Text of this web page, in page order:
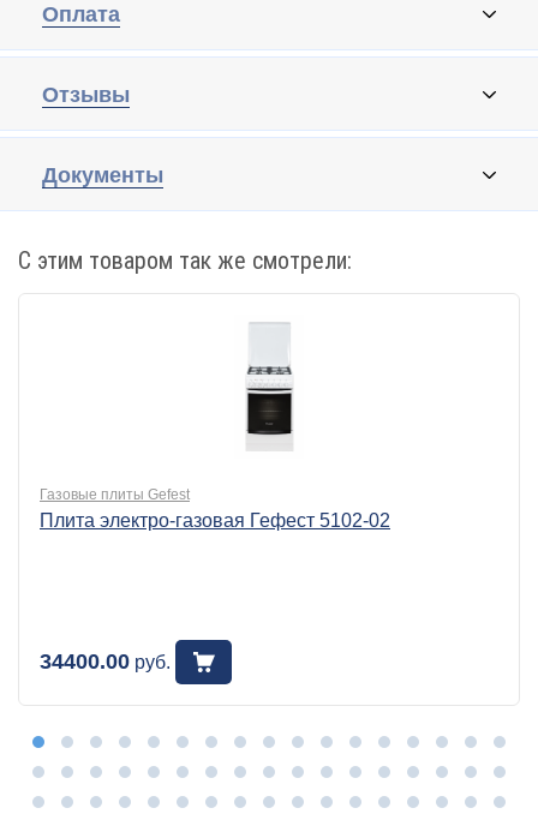
Оплата
Отзывы
Документы
С этим товаром так же смотрели:
Газовые плиты Gefest
Плита электро-газовая Гефест 5102-02
34400.00 руб.